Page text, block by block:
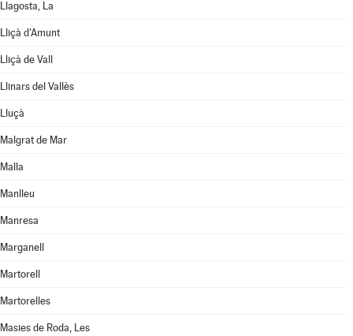
Llagosta, La
Lliçà d'Amunt
Lliçà de Vall
Llinars del Vallès
Lluçà
Malgrat de Mar
Malla
Manlleu
Manresa
Marganell
Martorell
Martorelles
Masies de Roda, Les